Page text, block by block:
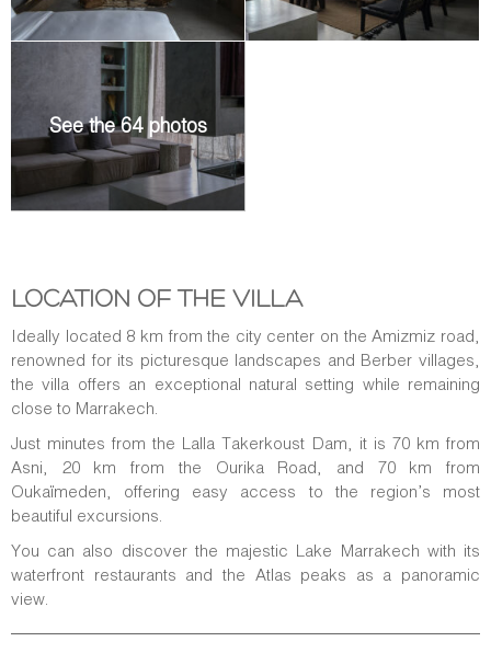
site care and pampering, golf bookings, camel, quad or 4wd
excursions, private visits of the medina, and much, much
more, for you to focus on the most important aspect of your
stay: pleasure.
See the 64 photos
LOCATION OF THE VILLA
Ideally located 8 km from the city center on the Amizmiz road,
renowned for its picturesque landscapes and Berber villages,
the villa offers an exceptional natural setting while remaining
close to Marrakech.
Just minutes from the Lalla Takerkoust Dam, it is 70 km from
Asni, 20 km from the Ourika Road, and 70 km from
Oukaïmeden, offering easy access to the region’s most
beautiful excursions.
You can also discover the majestic Lake Marrakech with its
waterfront restaurants and the Atlas peaks as a panoramic
view.